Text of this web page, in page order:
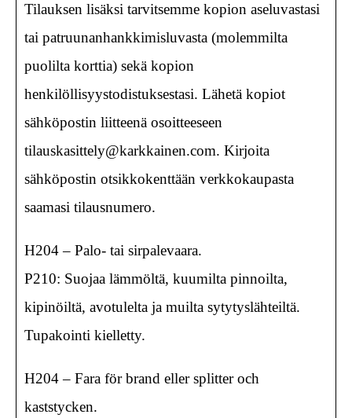
Tilauksen lisäksi tarvitsemme kopion aseluvastasi
tai patruunanhankkimisluvasta (molemmilta
puolilta korttia) sekä kopion
henkilöllisyystodistuksestasi. Lähetä kopiot
sähköpostin liitteenä osoitteeseen
tilauskasittely@karkkainen.com. Kirjoita
sähköpostin otsikkokenttään verkkokaupasta
saamasi tilausnumero.
H204 – Palo- tai sirpalevaara.
P210: Suojaa lämmöltä, kuumilta pinnoilta,
kipinöiltä, avotulelta ja muilta sytytyslähteiltä.
Tupakointi kielletty.
H204 – Fara för brand eller splitter och
kaststycken.